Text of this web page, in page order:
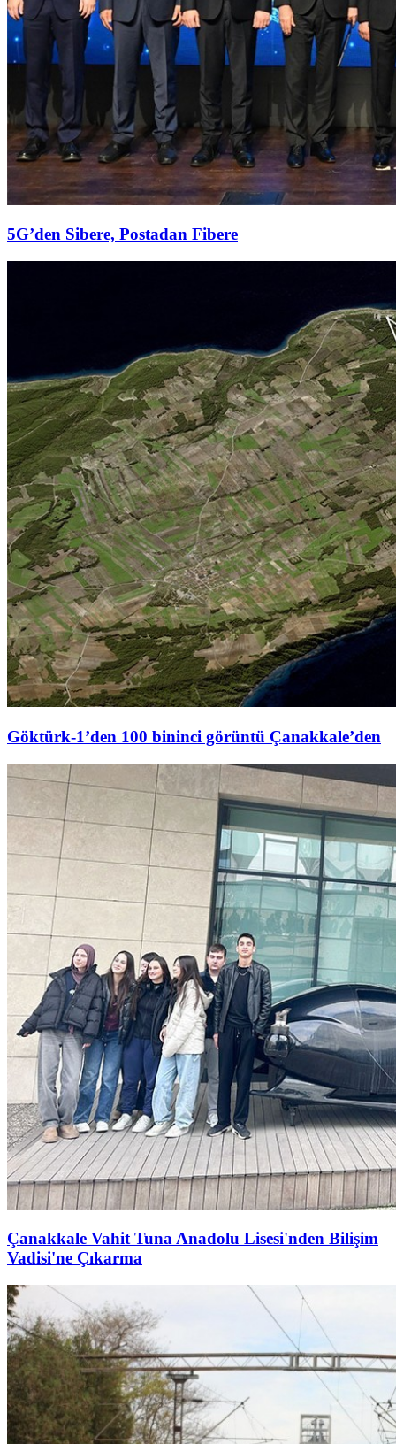
5G’den Sibere, Postadan Fibere
Göktürk-1’den 100 bininci görüntü Çanakkale’den
Çanakkale Vahit Tuna Anadolu Lisesi'nden Bilişim
Vadisi'ne Çıkarma